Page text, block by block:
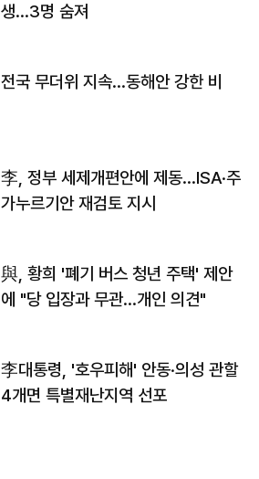
생…3명 숨져
전국 무더위 지속…동해안 강한 비
李, 정부 세제개편안에 제동…ISA·주
가누르기안 재검토 지시
與, 황희 '폐기 버스 청년 주택' 제안
에 "당 입장과 무관…개인 의견"
李대통령, '호우피해' 안동·의성 관할
4개면 특별재난지역 선포